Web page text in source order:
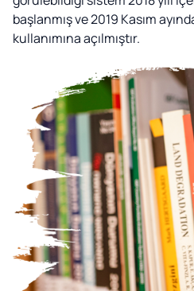
başlanmış ve 2019 Kasım
kullanımına açılmıştır.